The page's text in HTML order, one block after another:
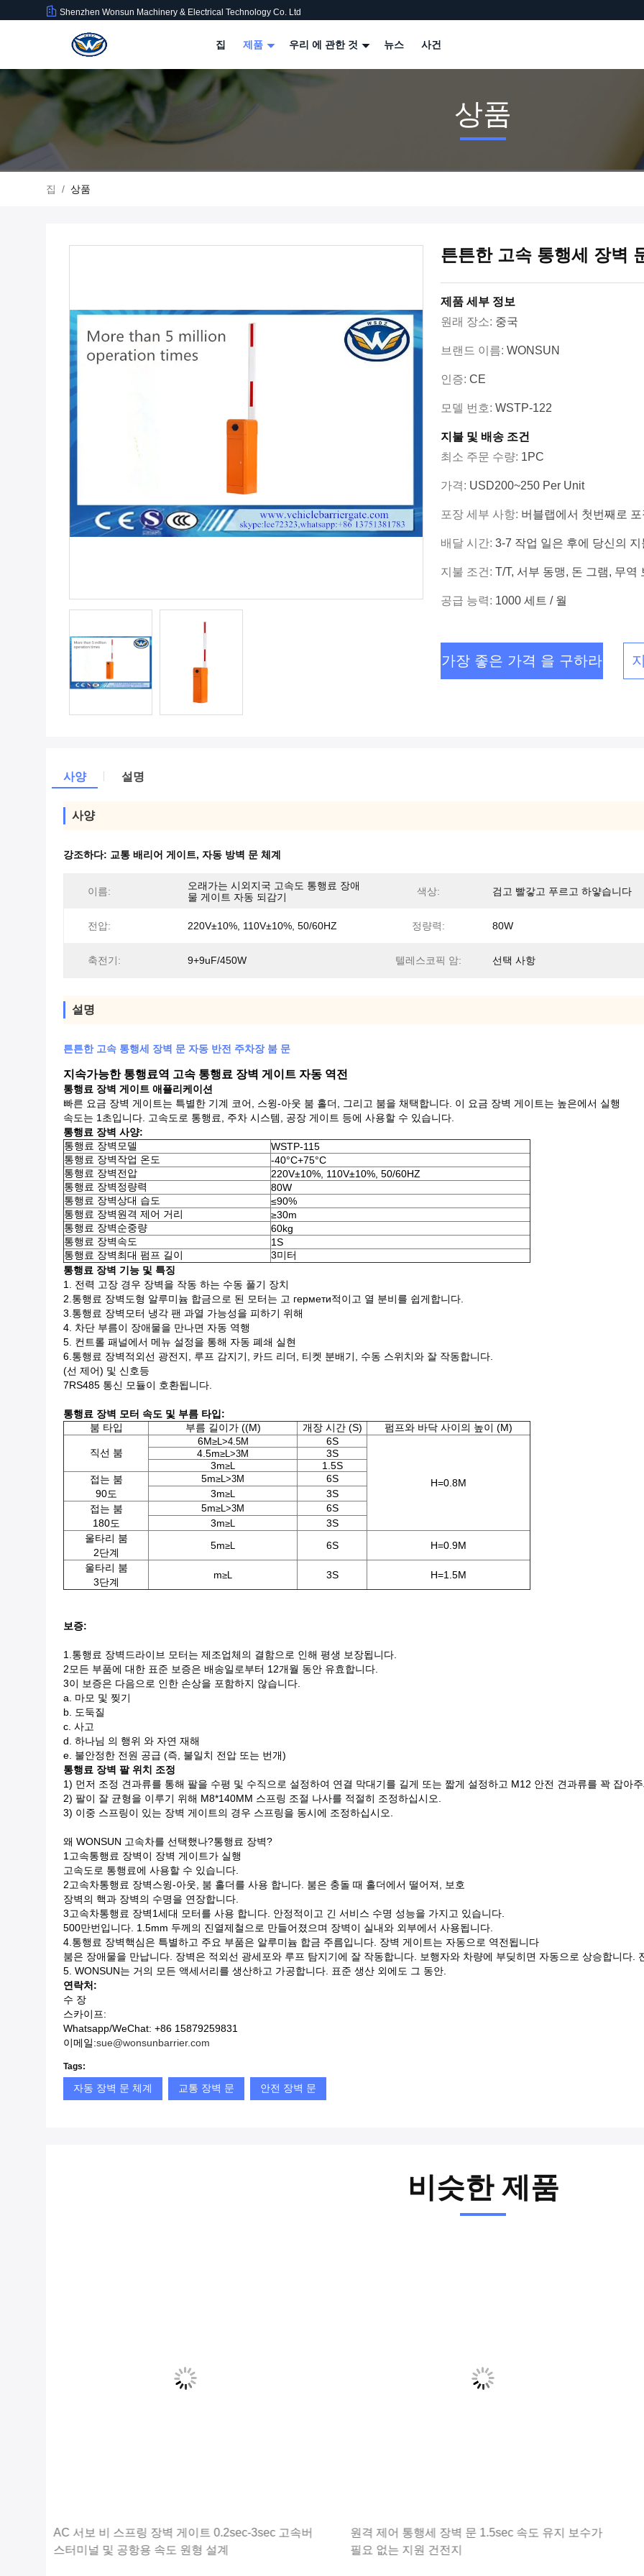
Shenzhen Wonsun Machinery & Electrical Technology Co. Ltd
집 제품 우리 에 관한 것 뉴스 사건
상품
집 / 상품
튼튼한 고속 통행세 장벽
제품 세부 정보
원래 장소: 중국
브랜드 이름: WONSUN
인증: CE
모델 번호: WSTP-122
지불 및 배송 조건
최소 주문 수량: 1PC
가격: USD200~250 Per Unit
포장 세부 사항: 버블랩에서 첫번째로
배달 시간: 3-7 작업 일은 후에 당신의
지불 조건: T/T, 서부 동맹, 돈 그램, 무역
공급 능력: 1000 세트 / 월
가장 좋은 가격 을 구하라
사양 설명
사양
강조하다: 교통 배리어 게이트, 자동 방벽 문 체계
이름:
오래가는 시외지국 고속도 통행료 장애
물 게이트 자동 되감기
색상: 검고 빨갛고 푸르고 하얗습니다
전압: 220V±10%, 110V±10%, 50/60HZ 정량력: 80W
축전기: 9+9uF/450W 텔레스코픽 암: 선택 사항
설명
튼튼한 고속 통행세 장벽 문 자동 반전 주차장 붐 문
지속가능한 통행료역 고속 통행료 장벽 게이트 자동 역전
통행료 장벽 게이트 애플리케이션
빠른 요금 장벽 게이트는 특별한 기계 코어, 스윙-아웃 붐 홀더, 그리고 붐을 채택합니다. 이 요금 장벽 게이트는 높은에서 실행
속도는 1초입니다. 고속도로 통행료, 주차 시스템, 공장 게이트 등에 사용할 수 있습니다.
통행료 장벽 사양:
통행료 장벽 모델
WSTP-115
통행료 장벽작업 온도
-40°C+75°C
통행료 장벽전압
220V±10%, 110V±10%, 50/60HZ
통행료 장벽정량력
80W
통행료 장벽상대 습도
≤90%
통행료 장벽원격 제어 거리
≥30m
통행료 장벽순중량
60kg
통행료 장벽속도
1S
통행료 장벽최대 펌프 길이
3미터
통행료 장벽 기능 및 특징
1. 전력 고장 경우 장벽을 작동 하는 수동 풀기 장치
2. 통행료 장벽 도형 알루미늄 합금으로 된 모터는 고 гермети적이고 열 분비를 쉽게합니다.
3. 통행료 장벽 모터 냉각 팬 과열 가능성을 피하기 위해
4. 차단 부름이 장애물을 만나면 자동 역행
5. 컨트롤 패널에서 메뉴 설정을 통해 자동 폐쇄 실현
6. 통행료 장벽적외선 광전지, 루프 감지기, 카드 리더, 티켓 분배기, 수동 스위치와 잘 작동합니다.
(선 제어) 및 신호등
7RS485 통신 모듈이 호환됩니다.
통행료 장벽 모터 속도 및 부름 타입:
붐 타입
부름 길이가 ((M) 개장 시간 (S) 펌프와 바닥 사이의 높이 (M)
직선 붐
6M≥L>4.5M 6S
H=0.8M
4.5m≥L>3M
3S
3m≥L
1.5S
접는 붐
90도
5m≥L>3M
6S
3m≥L
3S
접는 붐
180도
5m≥L>3M
6S
3m≥L
3S
울타리 붐
2단계
5m≥L 6S
H=0.9M
울타리 붐
3단계
m≥L 3S H=1.5M
보증:
1. 통행료 장벽 드라이브 모터는 제조업체의 결함으로 인해 평생 보장됩니다.
2모든 부품에 대한 표준 보증은 배송일로부터 12개월 동안 유효합니다.
3이 보증은 다음으로 인한 손상을 포함하지 않습니다.
a. 마모 및 찢기
b. 도둑질
c. 사고
d. 하나님 의 행위 와 자연 재해
e. 불안정한 전원 공급 (즉, 불일치 전압 또는 번개)
통행료 장벽 팔 위치 조정
1) 먼저 조정 견과류를 통해 팔을 수평 및 수직으로 설정하여 연결 막대기를 길게 또는 짧게 설정하고 M12 안전 견과류를 꽉 잡아
2) 팔이 잘 균형을 이루기 위해 M8*140MM 스프링 조절 나사를 적절히 조정하십시오.
3) 이중 스프링이 있는 장벽 게이트의 경우 스프링을 동시에 조정하십시오.
왜 WONSUN 고속차를 선택했나?통행료 장벽?
1고속통행료 장벽이 장벽 게이트가 실행
고속도로 통행료에 사용할 수 있습니다.
2고속차통행료 장벽스윙-아웃, 붐 홀더를 사용 합니다. 붐은 충돌 때 홀더에서 떨어져, 보호
장벽의 핵과 장벽의 수명을 연장합니다.
3고속차통행료 장벽1세대 모터를 사용 합니다. 안정적이고 긴 서비스 수명 성능을 가지고 있습니다.
500만번입니다. 1.5mm 두께의 진열제철으로 만들어졌으며 장벽이 실내와 외부에서 사용됩니다.
4. 통행료 장벽핵심은 특별하고 주요 부품은 알루미늄 합금 주름입니다. 장벽 게이트는 자동으로 역전됩니다
붐은 장애물을 만납니다. 장벽은 적외선 광세포와 루프 탐지기에 잘 작동합니다.
보행자와 차량에 부딪히면 자동으로 상승합니다.
5. WONSUN는 거의 모든 액세서리를 생산하고 가공합니다. 표준 생산 외에도 그 동안.
연락처:
수 장
스카이프:
Whatsapp/WeChat: +86 15879259831
이메일:sue@wonsunbarrier.com
Tags:
자동 장벽 문 체계 교통 장벽 문 안전 장벽 문
비슷한 제품
AC 서보 비 스프링 장벽 게이트 0.2sec-3sec 고속버
스터미널 및 공항용 속도 원형 설계
원격 제어 통행세 장벽 문 1.5sec 속도 유지 보수가
필요 없는 지원 건전지